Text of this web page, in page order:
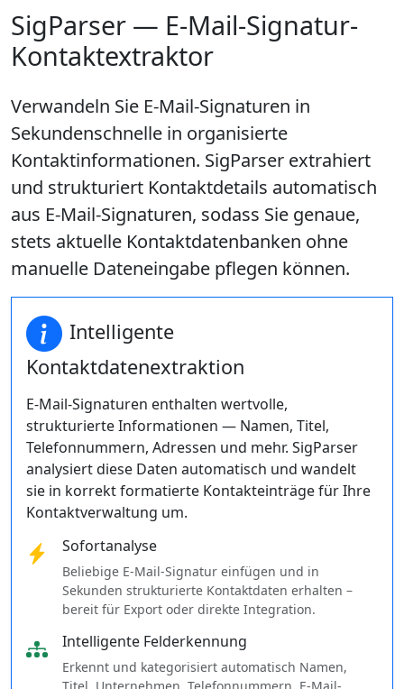
SigParser — E-Mail-Signatur-
Kontaktextraktor
Verwandeln Sie E-Mail-Signaturen in
Sekundenschnelle in organisierte
Kontaktinformationen. SigParser extrahiert
und strukturiert Kontaktdetails automatisch
aus E-Mail-Signaturen, sodass Sie genaue,
stets aktuelle Kontakt­datenbanken ohne
manuelle Dateneingabe pflegen können.
Intelligente
Kontaktdatenextraktion
E-Mail-Signaturen enthalten wertvolle,
strukturierte Informationen — Namen, Titel,
Telefonnummern, Adressen und mehr. SigParser
analysiert diese Daten automatisch und wandelt
sie in korrekt formatierte Kontakteinträge für Ihre
Kontaktverwaltung um.
Sofortanalyse
Beliebige E-Mail-Signatur einfügen und in
Sekunden strukturierte Kontaktdaten erhalten –
bereit für Export oder direkte Integration.
Intelligente Felderkennung
Erkennt und kategorisiert automatisch Namen,